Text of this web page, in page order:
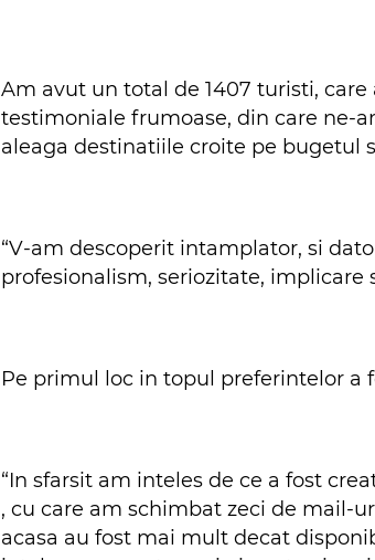
Am avut un total de 1407 turisti,
testimoniale frumoase, din care ne-
aleaga destinatiile croite pe bugetul
“V-am descoperit intamplator, si
profesionalism, seriozitate, implicare
Pe primul loc in topul preferintelor a
“In sfarsit am inteles de ce a fost
, cu care am schimbat zeci de mail-
acasa au fost mai mult decat